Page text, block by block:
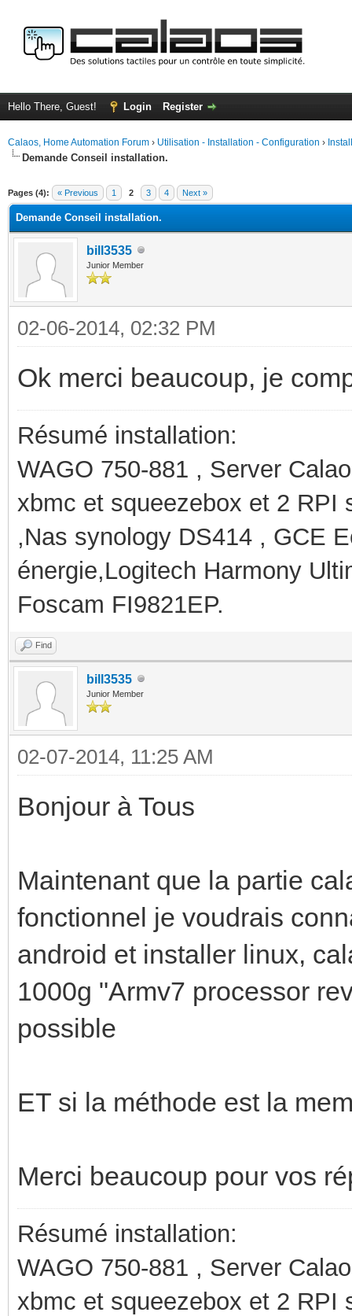
Hello There, Guest! Login Register
Calaos, Home Automation Forum › Utilisation - Installation - Configuration ›
Demande Conseil installation.
Pages (4): « Previous 1 2 3 4 Next »
Demande Conseil installation.
bill3535
Junior Member
02-06-2014, 02:32 PM
Ok merci beaucoup, je
Résumé installation:
WAGO 750-881 , Server
xbmc et squeezebox et 2 RPI
,Nas synology DS414 , GCE
énergie,Logitech Harmony
Foscam FI9821EP.
Find
bill3535
Junior Member
02-07-2014, 11:25 AM
Bonjour à Tous
Maintenant que la partie
fonctionnel je voudrais
android et installer linux,
1000g "Armv7 processor
possible
ET si la méthode est la
Merci beaucoup pour vos
Résumé installation:
WAGO 750-881 , Server
xbmc et squeezebox et 2 RPI